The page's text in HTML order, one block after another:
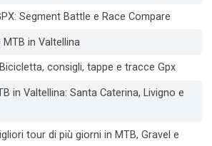
Segment Battle e Race Compare
in Valtellina
consigli, tappe e tracce Gpx
in Valtellina: Santa Caterina, Livigno e
tour di più giorni in MTB, Gravel e